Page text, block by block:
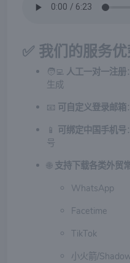
✅ 我们的服务优
🧑‍💻 人工一对一注册
生成
📧 可自定义登录邮箱
📱 可绑定中国手机号
号
🌐 支持下载各类外贸
WhatsApp
Facetime
TikTok
小火箭/